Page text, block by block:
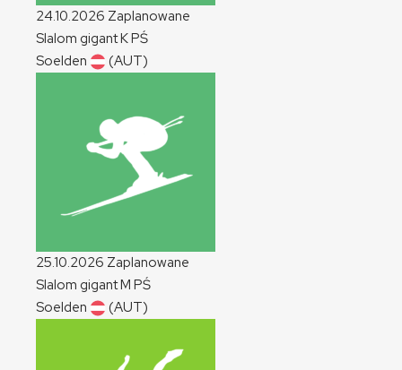
24.10.2026 Zaplanowane
Slalom gigantKPŚ
Soelden
(AUT)
25.10.2026 Zaplanowane
Slalom gigantM PŚ
Soelden
(AUT)